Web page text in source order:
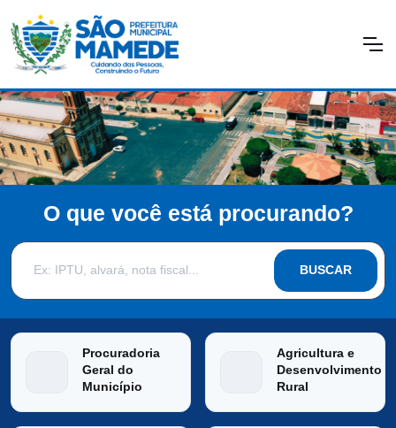
O que você está procurando?
BUSCAR
Procuradoria
Geral do
Município
Agricultura e
Desenvolvimento
Rural